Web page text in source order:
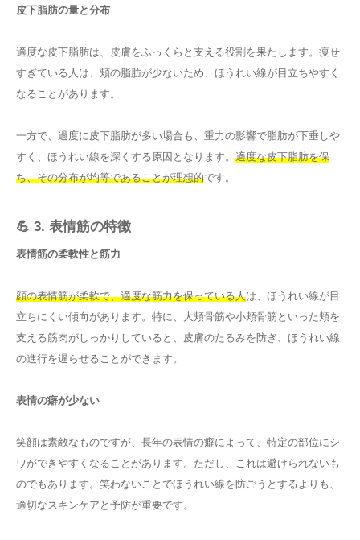
皮下脂肪の量と分布
適度な皮下脂肪は、皮膚をふっくらと支える役割を果たします。痩せ
すぎている人は、頬の脂肪が少ないため、ほうれい線が目立ちやすく
なることがあります。
一方で、過度に皮下脂肪が多い場合も、重力の影響で脂肪が下垂しや
すく、ほうれい線を深くする原因となります。 適度な皮下脂肪を保
ち、その分布が均等であることが理想的です。
💪 3. 表情筋の特徴
表情筋の柔軟性と筋力
顔の表情筋が柔軟で、適度な筋力を保っている人は、ほうれい線が目
立ちにくい傾向があります。特に、大頬骨筋や小頬骨筋といった頬を
支える筋肉がしっかりしていると、皮膚のたるみを防ぎ、ほうれい線
の進行を遅らせることができます。
表情の癖が少ない
笑顔は素敵なものですが、長年の表情の癖によって、特定の部位にシ
ワができやすくなることがあります。ただし、これは避けられないも
のでもあります。笑わないことでほうれい線を防ごうとするよりも、
適切なスキンケアと予防が重要です。